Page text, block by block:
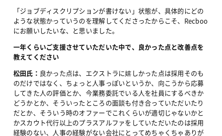
「ジョブディスクリプションが書けない」状態が、具体的にどの
ような状態かっていうのを理解してくださったからこそ、Recboo
にお願いしたいな、と思いました。
一年くらいご支援させていただいた中で、良かった点と改善点を
教えてください
松田氏： 良かった点は、エクストラに嬉しかった点は採用そのも
のだけではなく、ちょっと人事っぽいというか、向こうから応募
してきた人の評価とか、今業務委託でいる人を社員にするべきか
どうかとか、そういったところの面談も付き合っていただいたり
だとか、そういう時のオファーでこれくらいが適切じゃないかと
かスカウト代行以上のプラスアルファをしていただいたのは採用
経験のない、人事の経験がない会社にとってめちゃくちゃありが